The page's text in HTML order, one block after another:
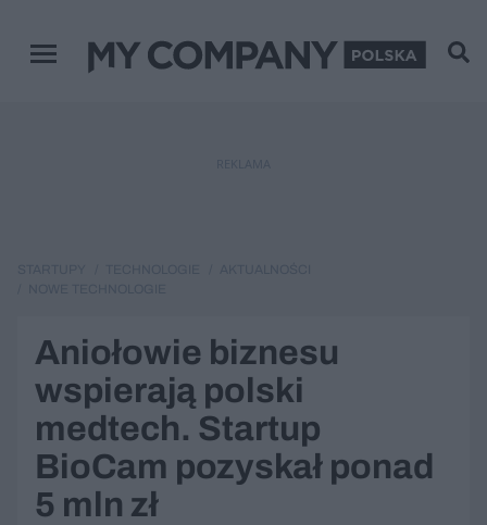
Menu główne
Aniołowie biznesu
wspierają polski
medtech. Startup
BioCam pozyskał ponad
5 mln zł